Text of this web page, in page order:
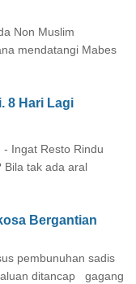
Non Muslim
mendatangi Mabes
8 Hari Lagi
Ingat Resto Rindu
Bila tak ada aral
Bergantian
pembunuhan sadis
ditancap gagang